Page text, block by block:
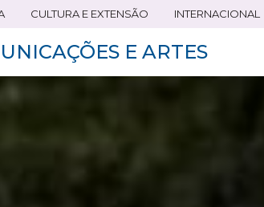
CULTURA E EXTENSÃO INTERNACIONAL
E ARTES